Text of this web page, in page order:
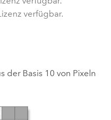
verfügbar.
der Basis 10 von Pixeln